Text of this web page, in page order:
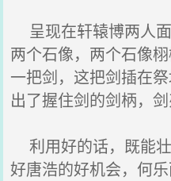
呈现在轩辕博两人
两个石像，两个石像
一把剑，这把剑插在
出了握住剑的剑柄，
利用好的话，既能
好唐浩的好机会，何乐